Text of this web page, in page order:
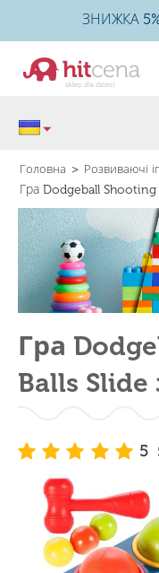
ЗНИЖКА
повернення
Головна > Розвиваючі
Гра Dodgeball Shooting
Гра
Balls
5